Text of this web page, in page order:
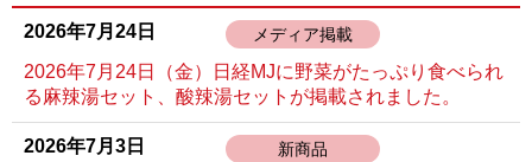
2026年7月24日 メディア掲載
2026年7月24日（金）日経MJに野菜がたっぷり食べられ
る麻辣湯セット、酸辣湯セットが掲載されました。
2026年7月3日 新商品